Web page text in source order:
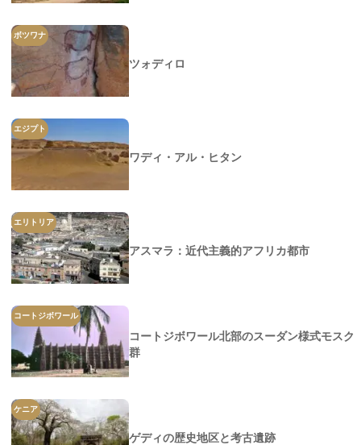
ボツワナ
ツォディロ
エジプト
ワディ・アル・ヒタン
エリトリア
アスマラ：近代主義的アフリカ都市
コートジボワール
コートジボワール北部のスーダン様式モスク
群
ケニア
ゲディの歴史地区と考古遺跡